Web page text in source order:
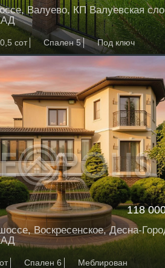
Валуево, КП Валуевская
сот Спален 5 Под ключ
118
Воскресенское, Десна-
Спален 6 Меблирован